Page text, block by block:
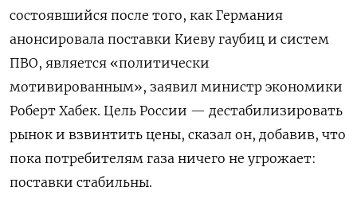
состоявшийся после того, как Германия
анонсировала поставки Киеву гаубиц и систем
ПВО, является «политически
мотивированным», заявил министр экономики
Роберт Хабек. Цель России — дестабилизировать
рынок и взвинтить цены, сказал он, добавив, что
пока потребителям газа ничего не угрожает:
поставки стабильны.